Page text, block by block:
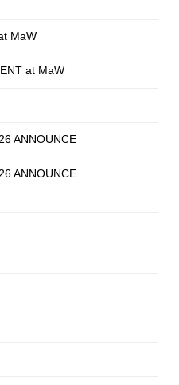
MaW
at MaW
ANNOUNCE
ANNOUNCE